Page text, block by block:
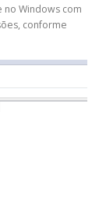
Windows com
conforme